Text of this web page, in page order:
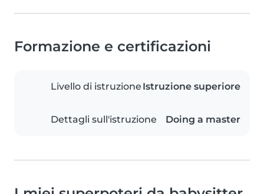
Formazione e certificazioni
Livello di istruzione Istruzione superiore
Dettagli sull'istruzione Doing a master